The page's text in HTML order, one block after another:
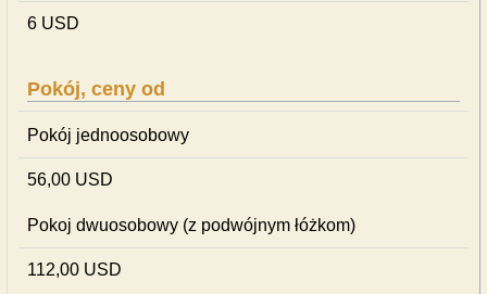
6 USD
Pokój, ceny od
Pokój jednoosobowy
56,00 USD
Pokoj dwuosobowy (z podwójnym łóżkom)
112,00 USD